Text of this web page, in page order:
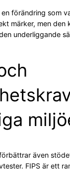
förändring som
märker, men den
underliggande
även
FIPS är ett